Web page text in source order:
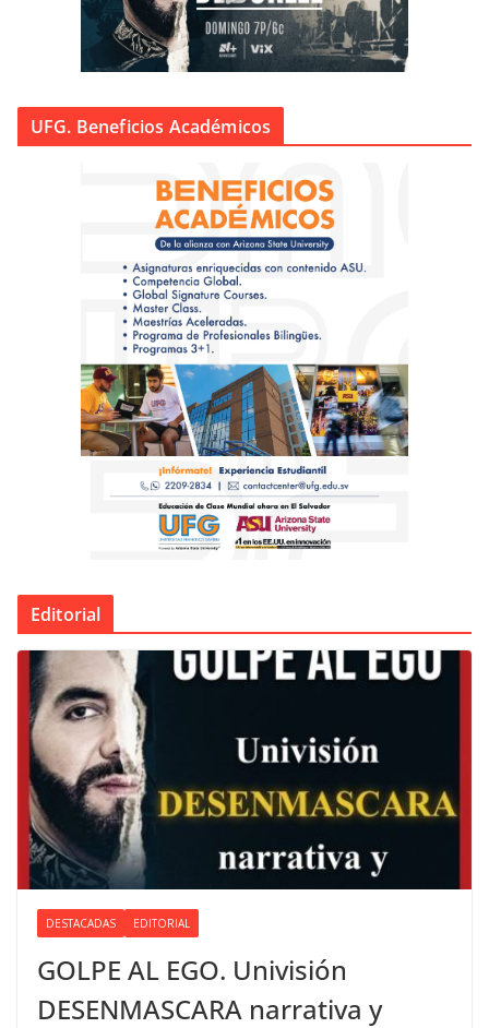
UFG. Beneficios Académicos
Editorial
DESTACADAS EDITORIAL
GOLPE AL EGO. Univisión
DESENMASCARA narrativa y